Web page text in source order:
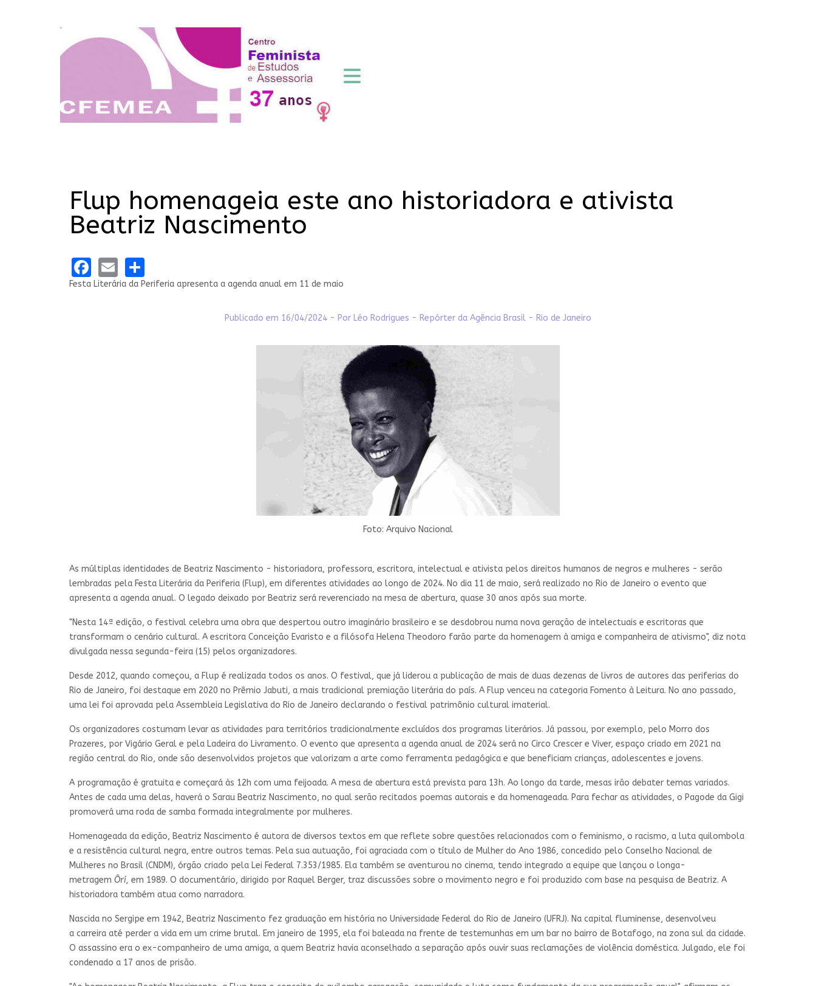
Flup homenageia este ano historiadora e ativista
Beatriz Nascimento
Facebook
Email
Festa Literária da Periferia apresenta a agenda anual em 11 de maio
Publicado em 16/04/2024 - Por Léo Rodrigues - Repórter da Agência Brasil - Rio de Janeiro
Foto: Arquivo Nacional
As múltiplas identidades de Beatriz Nascimento - historiadora, professora, escritora, intelectual e ativista pelos direitos humanos de negros e mulheres - serão
lembradas pela Festa Literária da Periferia (Flup), em diferentes atividades ao longo de 2024. No dia 11 de maio, será realizado no Rio de Janeiro o evento que
apresenta a agenda anual. O legado deixado por Beatriz será reverenciado na mesa de abertura, quase 30 anos após sua morte.
"Nesta 14ª edição, o festival celebra uma obra que despertou outro imaginário brasileiro e se desdobrou numa nova geração de intelectuais e escritoras que
transformam o cenário cultural. A escritora Conceição Evaristo e a filósofa Helena Theodoro farão parte da homenagem à amiga e companheira de ativismo", diz nota
divulgada nessa segunda-feira (15) pelos organizadores.
Desde 2012, quando começou, a Flup é realizada todos os anos. O festival, que já liderou a publicação de mais de duas dezenas de livros de autores das periferias do
Rio de Janeiro, foi destaque em 2020 no Prêmio Jabuti, a mais tradicional premiação literária do país. A Flup venceu na categoria Fomento à Leitura. No ano passado,
uma lei foi aprovada pela Assembleia Legislativa do Rio de Janeiro declarando o festival patrimônio cultural imaterial.
Os organizadores costumam levar as atividades para territórios tradicionalmente excluídos dos programas literários. Já passou, por exemplo, pelo Morro dos
Prazeres, por Vigário Geral e pela Ladeira do Livramento. O evento que apresenta a agenda anual de 2024 será no Circo Crescer e Viver, espaço criado em 2021 na
região central do Rio, onde são desenvolvidos projetos que valorizam a arte como ferramenta pedagógica e que beneficiam crianças, adolescentes e jovens.
A programação é gratuita e começará às 12h com uma feijoada. A mesa de abertura está prevista para 13h. Ao longo da tarde, mesas irão debater temas variados.
Antes de cada uma delas, haverá o Sarau Beatriz Nascimento, no qual serão recitados poemas autorais e da homenageada. Para fechar as atividades, o Pagode da Gigi
promoverá uma roda de samba formada integralmente por mulheres.
Homenageada da edição, Beatriz Nascimento é autora de diversos textos em que reflete sobre questões relacionados com o feminismo, o racismo, a luta quilombola
e a resistência cultural negra, entre outros temas. Pela sua autuação, foi agraciada com o título de Mulher do Ano 1986, concedido pelo Conselho Nacional de
Mulheres no Brasil (CNDM), órgão criado pela Lei Federal 7.353/1985. Ela também se aventurou no cinema, tendo integrado a equipe que lançou o longa-
metragem Ôrí, em 1989. O documentário, dirigido por Raquel Berger, traz discussões sobre o movimento negro e foi produzido com base na pesquisa de Beatriz. A
historiadora também atua como narradora.
Nascida no Sergipe em 1942, Beatriz Nascimento fez graduação em história no Universidade Federal do Rio de Janeiro (UFRJ). Na capital fluminense, desenvolveu
a carreira até perder a vida em um crime brutal. Em janeiro de 1995, ela foi baleada na frente de testemunhas em um bar no bairro de Botafogo, na zona sul da cidade.
O assassino era o ex-companheiro de uma amiga, a quem Beatriz havia aconselhado a separação após ouvir suas reclamações de violência doméstica. Julgado, ele foi
condenado a 17 anos de prisão.